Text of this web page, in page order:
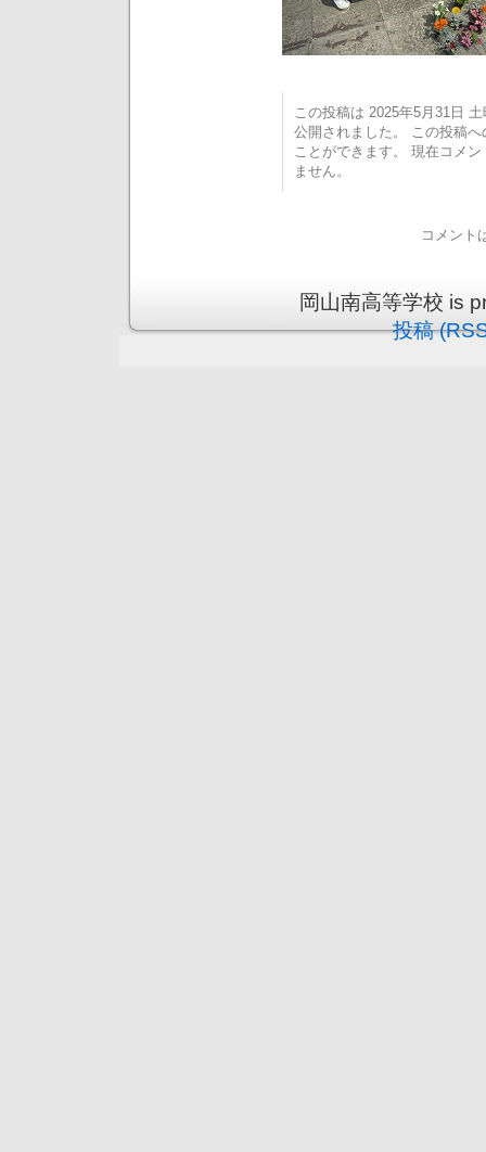
この投稿は 2025年5月31日
公開されました。 この投稿
ことができます。 現在コメ
ません。
コメント
岡山南高等学校 is
投稿